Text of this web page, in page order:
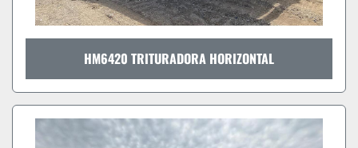
HM6420 TRITURADORA HORIZONTAL